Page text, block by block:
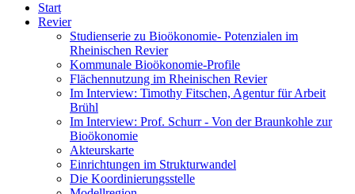
Start
Revier
Studienserie zu Bioökonomie- Potenzialen im
Rheinischen Revier
Kommunale Bioökonomie-Profile
Flächennutzung im Rheinischen Revier
Im Interview: Timothy Fitschen, Agentur für Arbeit
Brühl
Im Interview: Prof. Schurr - Von der Braunkohle zur
Bioökonomie
Akteurskarte
Einrichtungen im Strukturwandel
Die Koordinierungsstelle